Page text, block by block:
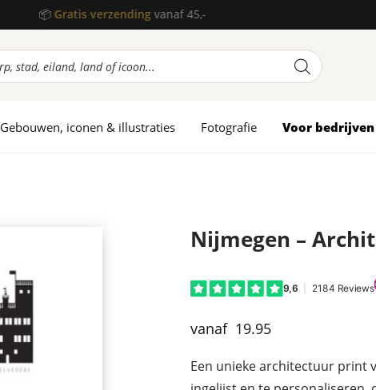
📦Gratis verzendingvanaf 45,-
Gebouwen, iconen & illustraties Fotografie Voor bedrijven
Nijmegen –
19.95
Een unieke architectuur print